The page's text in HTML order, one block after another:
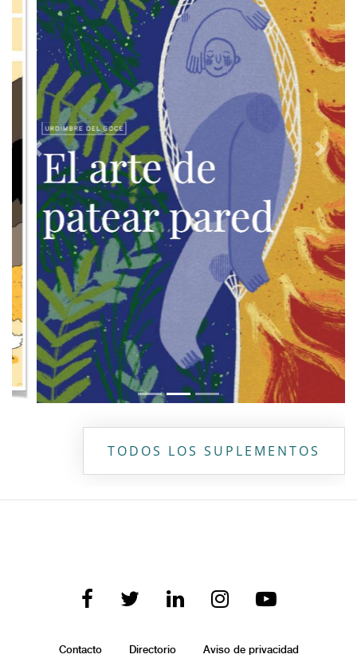
Previous Next
TODOS LOS SUPLEMENTOS
Contacto Directorio Aviso de privacidad